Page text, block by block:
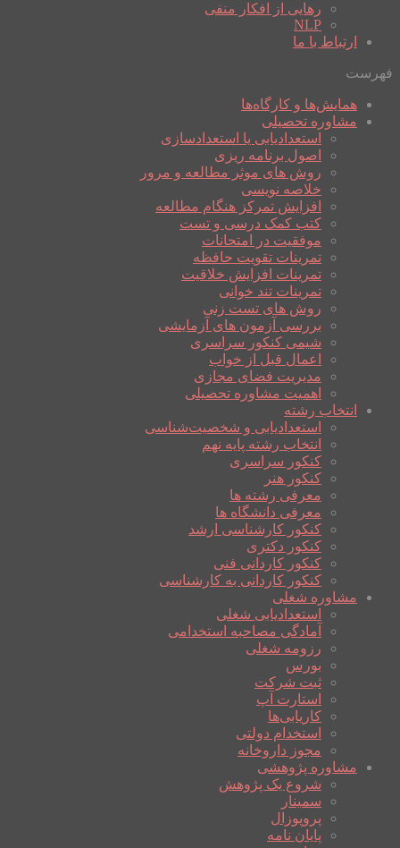
رهایی از افکار منفی
NLP
ارتباط با ما
فهرست
همایش‌ها و کارگاه‌ها
مشاوره تحصیلی
استعدادیابی یا استعدادسازی
اصول برنامه ریزی
روش های موثر مطالعه و مرور
خلاصه نویسی
افزایش تمرکز هنگام مطالعه
کتب کمک درسی و تست
موفقیت در امتحانات
تمرینات تقویت حافظه
تمرینات افزایش خلاقیت
تمرینات تند خوانی
روش های تست زنی
بررسی آزمون های آزمایشی
شیمی کنکور سراسری
اعمال قبل از خواب
مدیریت فضای مجازی
اهمیت مشاوره تحصیلی
انتخاب رشته
استعدادیابی و شخصیت‌شناسی
انتخاب رشته پایه نهم
کنکور سراسری
کنکور هنر
معرفی رشته ها
معرفی دانشگاه ها
کنکور کارشناسی ارشد
کنکور دکتری
کنکور کاردانی فنی
کنکور کاردانی به کارشناسی
مشاوره شغلی
استعدادیابی شغلی
آمادگی مصاحبه استخدامی
رزومه شغلی
بورس
ثبت شرکت
استارت آپ
کاریابی‌ها
استخدام دولتی
مجوز داروخانه
مشاوره پژوهشی
شروع یک پژوهش
سمینار
پروپوزال
پایان نامه